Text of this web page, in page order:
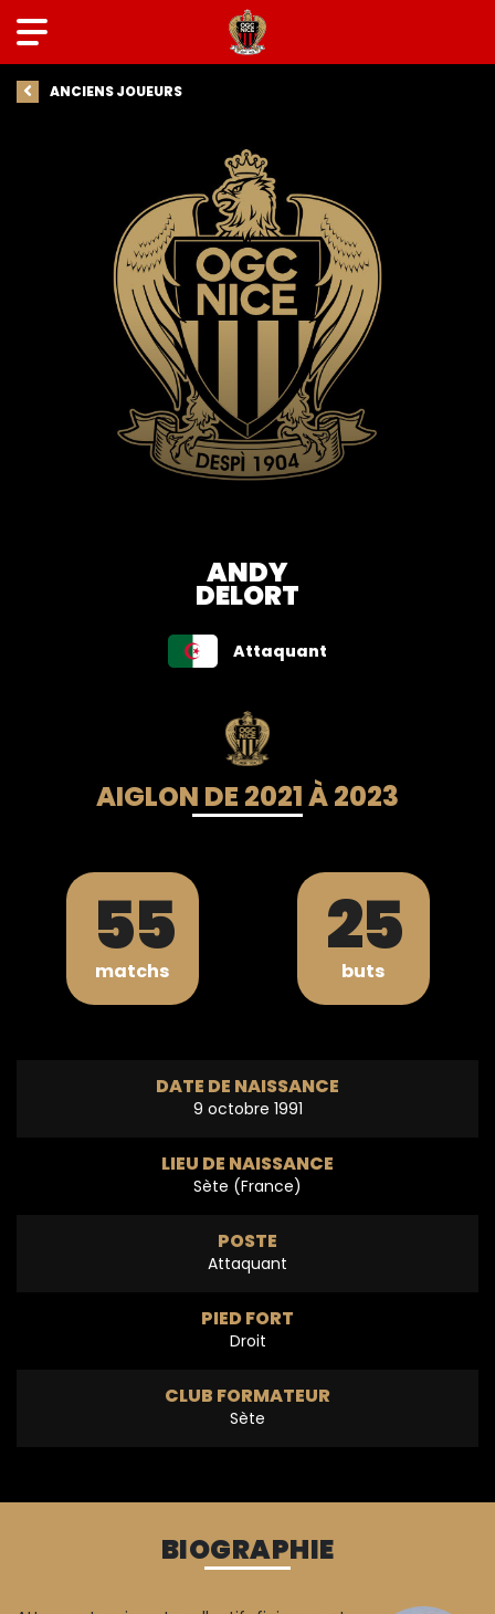
ANCIENS JOUEURS
ANDY
DELORT
Attaquant
AIGLON DE 2021 À 2023
55
matchs 25
buts
DATE DE NAISSANCE
9 octobre 1991
LIEU DE NAISSANCE
Sète (France)
POSTE
Attaquant
PIED FORT
Droit
CLUB FORMATEUR
Sète
BIOGRAPHIE